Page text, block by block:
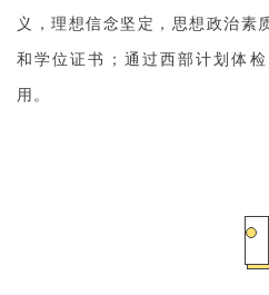
义，理想信念坚定，思想政治素
和学位证书；通过西部计划体
用。